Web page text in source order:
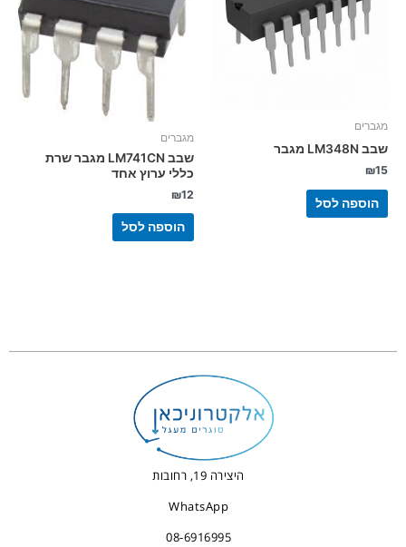
מגברים
שבב LM348N מגבר
₪15
הוספה לסל
מגברים
שבב LM741CN מגבר שרת
כללי ערוץ אחד
₪12
הוספה לסל
היצירה 19, רחובות
WhatsApp
08-6916995